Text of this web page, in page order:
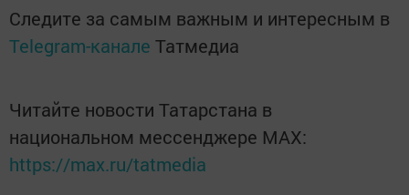
Следите за самым важным и интересным в
Telegram-канале Татмедиа
Читайте новости Татарстана в
национальном мессенджере MАХ:
https://max.ru/tatmedia